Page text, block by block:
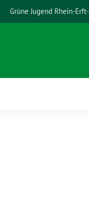
Grüne Jugend Rhein-